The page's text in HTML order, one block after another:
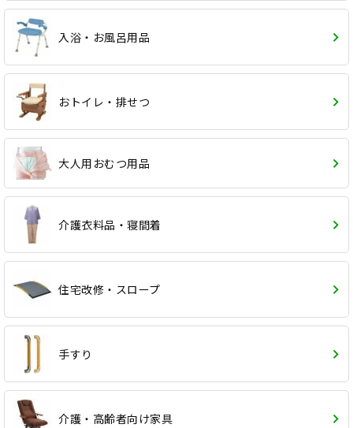
入浴・お風呂用品
おトイレ・排せつ
大人用おむつ用品
介護衣料品・寝間着
住宅改修・スロープ
手すり
介護・高齢者向け家具